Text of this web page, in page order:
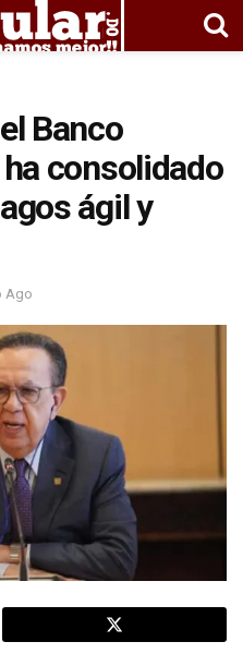
Banco
consolidado
ágil y
Ago